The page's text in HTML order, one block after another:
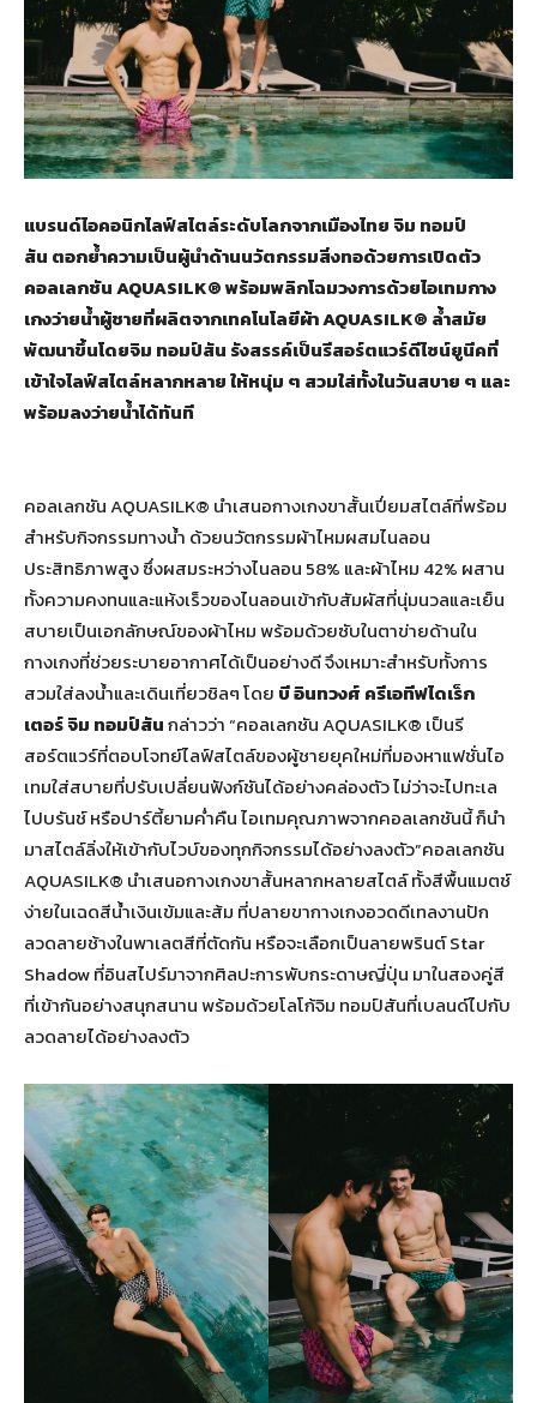
แบรนด์ไอคอนิกไลฟ์สไตล์ระดับโลกจากเมืองไทย จิม ทอมป์
สัน ตอกย้ำความเป็นผู้นำด้านนวัตกรรมสิ่งทอด้วยการเปิดตัว
คอลเลกชัน AQUASILK® พร้อมพลิกโฉมวงการด้วยไอเทมกาง
เกงว่ายน้ำผู้ชายที่ผลิตจากเทคโนโลยีผ้า AQUASILK® ล้ำสมัย
พัฒนาขึ้นโดยจิม ทอมป์สัน รังสรรค์เป็นรีสอร์ตแวร์ดีไซน์ยูนีคที่
เข้าใจไลฟ์สไตล์หลากหลาย ให้หนุ่ม ๆ สวมใส่ทั้งในวันสบาย ๆ และ
พร้อมลงว่ายน้ำได้ทันที
คอลเลกชัน AQUASILK® นำเสนอกางเกงขาสั้นเปี่ยมสไตล์ที่พร้อม
สำหรับกิจกรรมทางน้ำ ด้วยนวัตกรรมผ้าไหมผสมไนลอน
ประสิทธิภาพสูง ซึ่งผสมระหว่างไนลอน 58% และผ้าไหม 42% ผสาน
ทั้งความคงทนและแห้งเร็วของไนลอนเข้ากับสัมผัสที่นุ่มนวลและเย็น
สบายเป็นเอกลักษณ์ของผ้าไหม พร้อมด้วยซับในตาข่ายด้านใน
กางเกงที่ช่วยระบายอากาศได้เป็นอย่างดี จึงเหมาะสำหรับทั้งการ
สวมใส่ลงน้ำและเดินเที่ยวชิลๆ โดย บี อินทวงศ์ ครีเอทีฟไดเร็ก
เตอร์ จิม ทอมป์สันกล่าวว่า “คอลเลกชัน AQUASILK® เป็นรี
สอร์ตแวร์ที่ตอบโจทย์ไลฟ์สไตล์ของผู้ชายยุคใหม่ที่มองหาแฟชั่นไอ
เทมใส่สบายที่ปรับเปลี่ยนฟังก์ชันได้อย่างคล่องตัว ไม่ว่าจะไปทะเล
ไปบรันช์ หรือปาร์ตี้ยามค่ำคืน ไอเทมคุณภาพจากคอลเลกชันนี้ ก็นำ
มาสไตล์ลิ่งให้เข้ากับไวบ์ของทุกกิจกรรมได้อย่างลงตัว”คอลเลกชัน
AQUASILK® นำเสนอกางเกงขาสั้นหลากหลายสไตล์ ทั้งสีพื้นแมตช์
ง่ายในเฉดสีน้ำเงินเข้มและส้ม ที่ปลายขากางเกงอวดดีเทลงานปัก
ลวดลายช้างในพาเลตสีที่ตัดกัน หรือจะเลือกเป็นลายพรินต์ Star
Shadow ที่อินสไปร์มาจากศิลปะการพับกระดาษญี่ปุ่น มาในสองคู่สี
ที่เข้ากันอย่างสนุกสนาน พร้อมด้วยโลโก้จิม ทอมป์สันที่เบลนด์ไปกับ
ลวดลายได้อย่างลงตัว